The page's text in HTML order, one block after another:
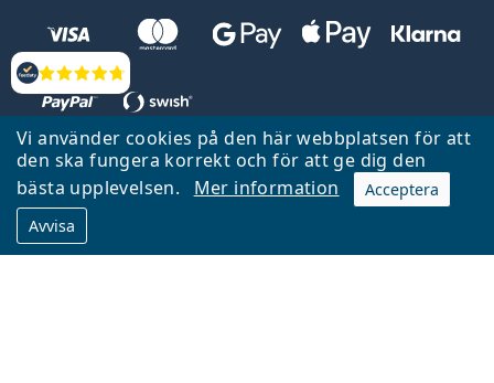
Vi använder cookies på den här webbplatsen för att
den ska fungera korrekt och för att ge dig den
bästa upplevelsen.
Mer information
Acceptera
Avvisa
Recensioner
Tillbaka till startsidan
Gå upp
Lentiamo.se ägs och drivs av Lentiamo s.r.o., Tjeckien